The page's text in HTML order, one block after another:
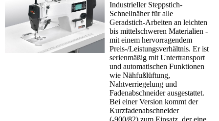
Industrieller Steppstich-
Schnellnäher für alle
Geradstich-­Arbeiten an leichten
bis mittelschweren Materialien ­
mit einem hervorragendem
Preis-/Leistungsverhältnis. Er ist
serienmäßig mit Untertransport
und automatischen Funktionen
wie Nähfußlüftung,
Nahtverriegelung und
Fadenabschneider ausgestattet.
Bei einer Version kommt der
Kurzfadenabschneider